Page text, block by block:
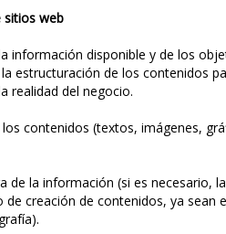
sitios web
información disponible y de los
estructuración de los contenidos
realidad del negocio.
contenidos (textos, imágenes,
de la información (si es necesario,
de creación de contenidos, ya sean